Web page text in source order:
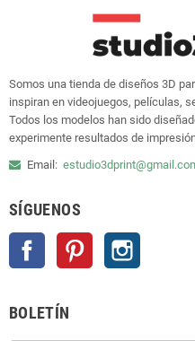
Somos una tienda de diseños 3D
inspiran en videojuegos, películas,
Todos los modelos han sido
experimente resultados de
Email:
SÍGUENOS
Facebook Pinterest
BOLETÍN